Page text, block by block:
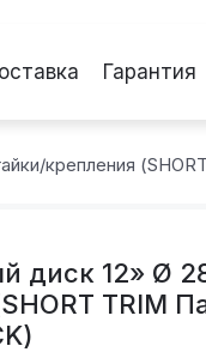
Гарантия
крепления
диск 12» Ø
TRIM